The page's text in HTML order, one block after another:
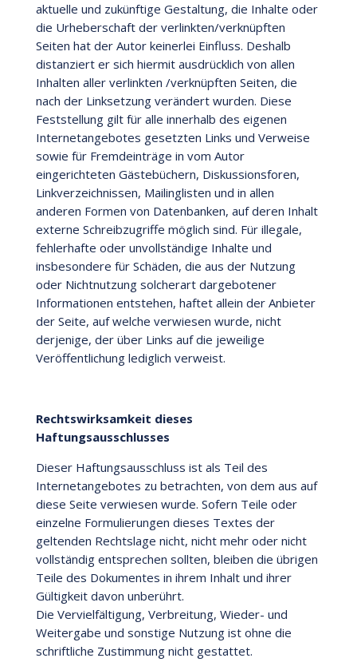
aktuelle und zukünftige Gestaltung, die Inhalte oder
die Urheberschaft der verlinkten/verknüpften
Seiten hat der Autor keinerlei Einfluss. Deshalb
distanziert er sich hiermit ausdrücklich von allen
Inhalten aller verlinkten /verknüpften Seiten, die
nach der Linksetzung verändert wurden. Diese
Feststellung gilt für alle innerhalb des eigenen
Internetangebotes gesetzten Links und Verweise
sowie für Fremdeinträge in vom Autor
eingerichteten Gästebüchern, Diskussionsforen,
Linkverzeichnissen, Mailinglisten und in allen
anderen Formen von Datenbanken, auf deren Inhalt
externe Schreibzugriffe möglich sind. Für illegale,
fehlerhafte oder unvollständige Inhalte und
insbesondere für Schäden, die aus der Nutzung
oder Nichtnutzung solcherart dargebotener
Informationen entstehen, haftet allein der Anbieter
der Seite, auf welche verwiesen wurde, nicht
derjenige, der über Links auf die jeweilige
Veröffentlichung lediglich verweist.
Rechtswirksamkeit dieses
Haftungsausschlusses
Dieser Haftungsausschluss ist als Teil des
Internetangebotes zu betrachten, von dem aus auf
diese Seite verwiesen wurde. Sofern Teile oder
einzelne Formulierungen dieses Textes der
geltenden Rechtslage nicht, nicht mehr oder nicht
vollständig entsprechen sollten, bleiben die übrigen
Teile des Dokumentes in ihrem Inhalt und ihrer
Gültigkeit davon unberührt.
Die Vervielfältigung, Verbreitung, Wieder- und
Weitergabe und sonstige Nutzung ist ohne die
schriftliche Zustimmung nicht gestattet.